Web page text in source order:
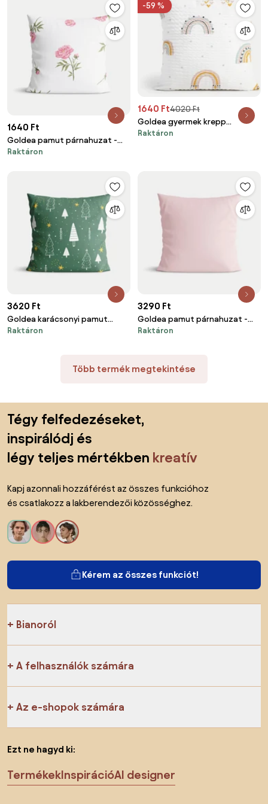
1640 Ft
Goldea pamut párnahuzat -
pünkösdi rózsamintás 40 x 40
Raktáron
-59 %
1640 Ft4020 Ft
Goldea gyermek krepp
párnahuzat - festett
Raktáron
3620 Ft
Goldea karácsonyi pamut
párnahuzat - a karácsony
Raktáron
3290 Ft
Goldea pamut párnahuzat -
púderrózsaszín 40 x 40 cm
Raktáron
Több termék megtekintése
Tégy felfedezéseket,
inspirálódj és
légy teljes mértékben kreatív
Kapj azonnali hozzáférést az összes funkcióhoz
és csatlakozz a lakberendezői közösséghez.
Kérem az összes funkciót!
Bianoról
A felhasználók számára
Az e-shopok számára
Ezt ne hagyd ki:
TermékekInspirációAI designer